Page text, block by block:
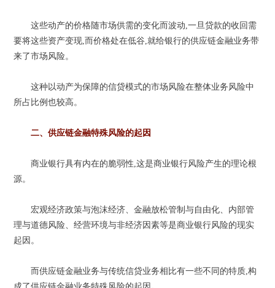
这些动产的价格随市场供需的变化而波动,一旦贷款的收回需
要将这些资产变现,而价格处在低谷,就给银行的供应链金融业务带
来了市场风险。
这种以动产为保障的信贷模式的市场风险在整体业务风险中
所占比例也较高。
二、供应链金融特殊风险的起因
商业银行具有内在的脆弱性,这是商业银行风险产生的理论根
源。
宏观经济政策与泡沫经济、金融放松管制与自由化、内部管
理与道德风险、经营环境与非经济因素等是商业银行风险的现实
起因。
而供应链金融业务与传统信贷业务相比有一些不同的特质,构